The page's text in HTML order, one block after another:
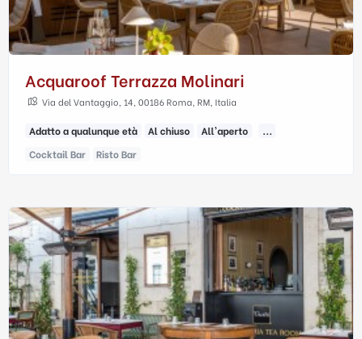
Acquaroof Terrazza Molinari
Via del Vantaggio, 14, 00186 Roma, RM, Italia
Adatto a qualunque età Al chiuso All'aperto
...
Cocktail Bar
Risto Bar